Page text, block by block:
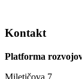
Kontakt
Platforma
Miletičova 7